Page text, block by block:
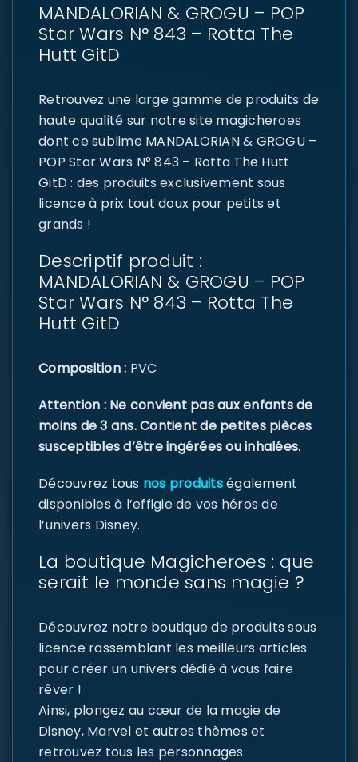
MANDALORIAN & GROGU – POP
Star Wars N° 843 – Rotta The
Hutt GitD
Retrouvez une large gamme de produits de
haute qualité sur notre site magicheroes
dont ce sublime MANDALORIAN & GROGU –
POP Star Wars N° 843 – Rotta The Hutt
GitD : des produits exclusivement sous
licence à prix tout doux pour petits et
grands !
Descriptif produit :
MANDALORIAN & GROGU – POP
Star Wars N° 843 – Rotta The
Hutt GitD
Composition : PVC
Attention : Ne convient pas aux enfants de
moins de 3 ans. Contient de petites pièces
susceptibles d’être ingérées ou inhalées.
Découvrez tous nos produitségalement
disponibles à l’effigie de vos héros de
l’univers Disney.
La boutique Magicheroes : que
serait le monde sans magie ?
Découvrez notre boutique de produits sous
licence rassemblant les meilleurs articles
pour créer un univers dédié à vous faire
rêver !
Ainsi, plongez au cœur de la magie de
Disney, Marvel et autres thèmes et
retrouvez tous les personnages